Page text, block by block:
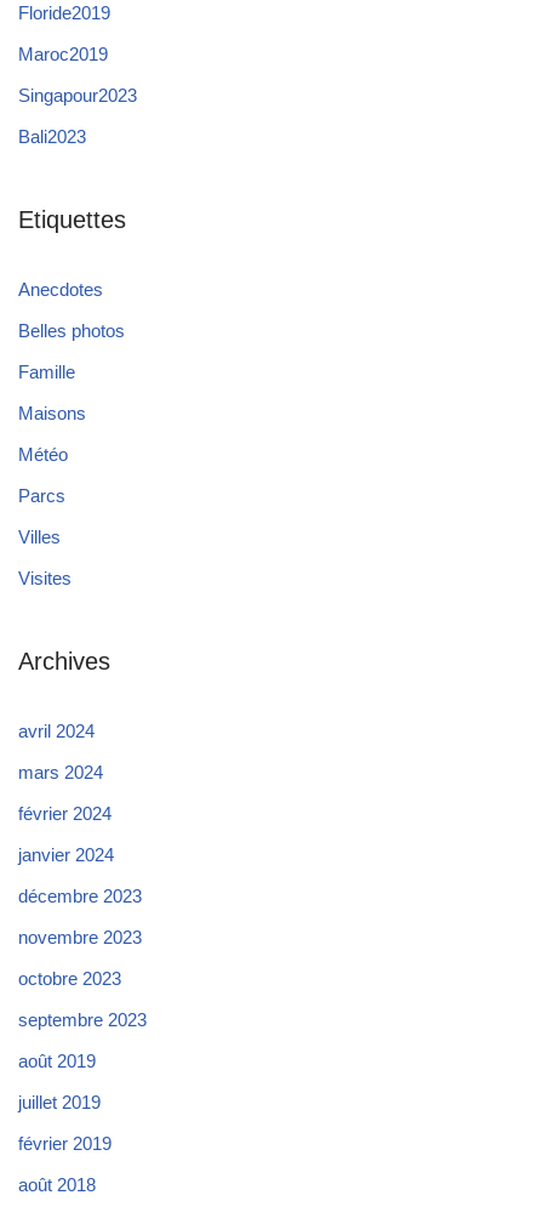
Floride2019
Maroc2019
Singapour2023
Bali2023
Etiquettes
Anecdotes
Belles photos
Famille
Maisons
Météo
Parcs
Villes
Visites
Archives
avril 2024
mars 2024
février 2024
janvier 2024
décembre 2023
novembre 2023
octobre 2023
septembre 2023
août 2019
juillet 2019
février 2019
août 2018